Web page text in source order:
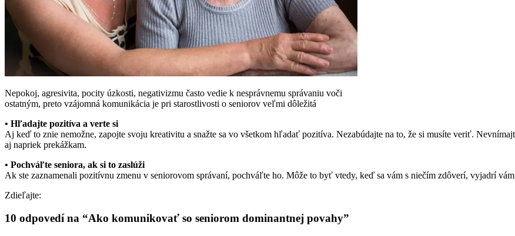
Nepokoj, agresivita, pocity úzkosti, negativizmu často vedie k nesprávnemu správaniu voči
ostatným, preto vzájomná komunikácia je pri starostlivosti o seniorov veľmi dôležitá
• Hľadajte pozitíva a verte si
Aj keď to znie nemožne, zapojte svoju kreativitu a snažte sa vo všetkom hľadať pozitíva. Nezabúdajte na to, že si musíte veriť.
aj napriek prekážkam.
• Pochváľte seniora, ak si to zaslúži
Ak ste zaznamenali pozitívnu zmenu v seniorovom správaní, pochváľte ho. Môže to byť vtedy, keď sa vám s niečím zdôverí, vyjadrí
Zdieľajte:
10 odpovedí na “Ako komunikovať so seniorom dominantnej povahy”